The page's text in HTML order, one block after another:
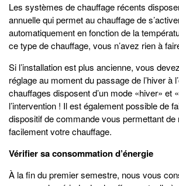
Les systèmes de chauffage récents
annuelle qui permet au chauffage de
automatiquement en fonction de la
ce type de chauffage, vous n’avez rien à
Si l’installation est plus ancienne, vous
réglage au moment du passage de l’hiver à
chauffages disposent d’un mode «hiver» et
l’intervention ! Il est également possible de
dispositif de commande vous permettant de
facilement votre chauffage.
Vérifier sa consommation d’énergie
À la fin du premier semestre, nous vous